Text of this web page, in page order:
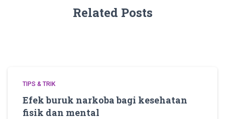
Related Posts
TIPS & TRIK
Efek buruk narkoba bagi kesehatan
fisik dan mental